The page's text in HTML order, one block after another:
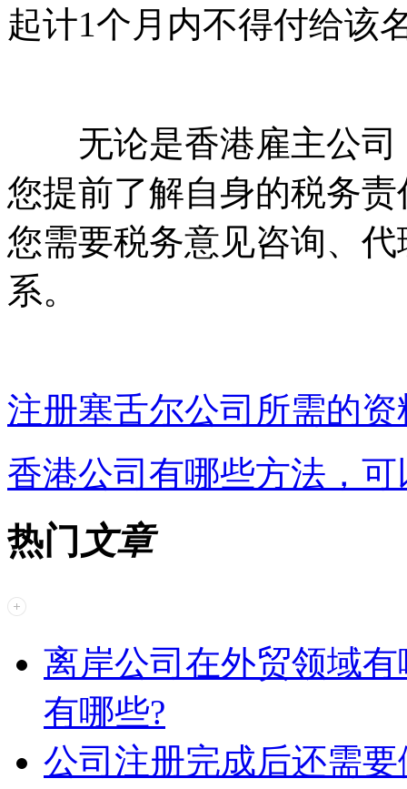
起计1个月内不得付给该
无论是香港雇主公司
您提前了解自身的税务
您需要税务意见咨询、
系。
注册塞舌尔公司所需的
香港公司有哪些方法，
热门 文章
离岸公司在外贸领域
有哪些?
公司注册完成后还需